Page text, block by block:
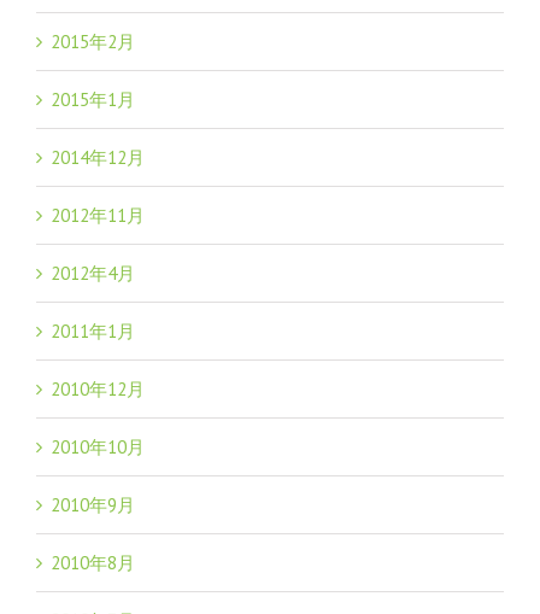
2015年2月
2015年1月
2014年12月
2012年11月
2012年4月
2011年1月
2010年12月
2010年10月
2010年9月
2010年8月